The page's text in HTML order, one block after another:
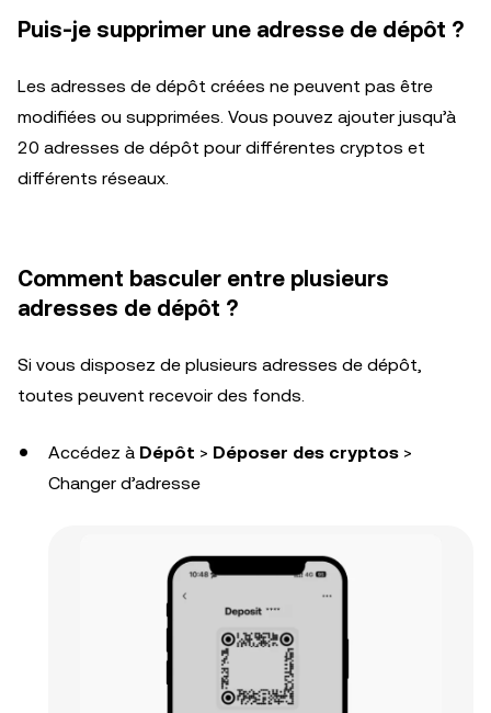
Puis-je supprimer une adresse de dépôt ?
Les adresses de dépôt créées ne peuvent pas être
modifiées ou supprimées. Vous pouvez ajouter jusqu’à
20 adresses de dépôt pour différentes cryptos et
différents réseaux.
Comment basculer entre plusieurs
adresses de dépôt ?
Si vous disposez de plusieurs adresses de dépôt,
toutes peuvent recevoir des fonds.
Accédez à Dépôt > Déposer des cryptos >
Changer d’adresse